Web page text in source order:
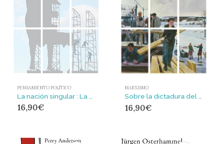
PENSAMIENTO POLÍTICO
16,90€
MARXISMO
Sobre la dictadura del proletariado
16,90€